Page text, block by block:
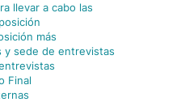
llevar a cabo las
más
y sede de entrevistas
Final